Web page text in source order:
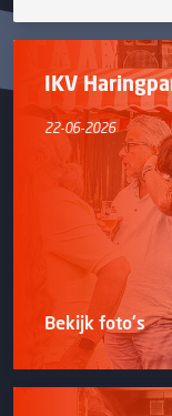
IKV
22-06-2026
Bekijk foto's